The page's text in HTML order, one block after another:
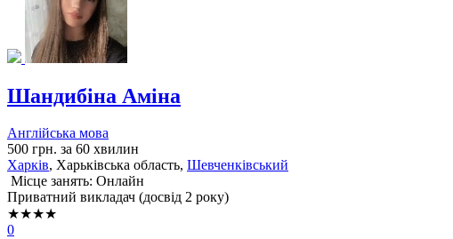
Шандибіна Аміна
Англійська мова
500 грн. за 60 хвилин
Харків, Харьківська область, Шевченківський
Місце занять: Онлайн
Приватний викладач (досвід 2 року)
★★★★
0